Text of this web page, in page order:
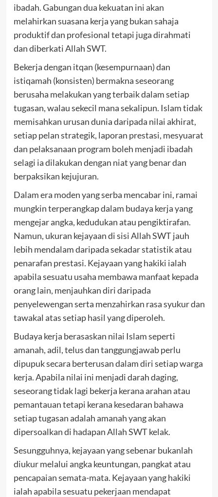
ibadah. Gabungan dua kekuatan ini akan
melahirkan suasana kerja yang bukan sahaja
produktif dan profesional tetapi juga dirahmati
dan diberkati Allah SWT.
Bekerja dengan itqan (kesempurnaan) dan
istiqamah (konsisten) bermakna seseorang
berusaha melakukan yang terbaik dalam setiap
tugasan, walau sekecil mana sekalipun. Islam tidak
memisahkan urusan dunia daripada nilai akhirat,
setiap pelan strategik, laporan prestasi, mesyuarat
dan pelaksanaan program boleh menjadi ibadah
selagi ia dilakukan dengan niat yang benar dan
berpaksikan kejujuran.
Dalam era moden yang serba mencabar ini, ramai
mungkin terperangkap dalam budaya kerja yang
mengejar angka, kedudukan atau pengiktirafan.
Namun, ukuran kejayaan di sisi Allah SWT jauh
lebih mendalam daripada sekadar statistik atau
penarafan prestasi. Kejayaan yang hakiki ialah
apabila sesuatu usaha membawa manfaat kepada
orang lain, menjauhkan diri daripada
penyelewengan serta menzahirkan rasa syukur dan
tawakal atas setiap hasil yang diperoleh.
Budaya kerja berasaskan nilai Islam seperti
amanah, adil, telus dan tanggungjawab perlu
dipupuk secara berterusan dalam diri setiap warga
kerja. Apabila nilai ini menjadi darah daging,
seseorang tidak lagi bekerja kerana arahan atau
pemantauan tetapi kerana kesedaran bahawa
setiap tugasan adalah amanah yang akan
dipersoalkan di hadapan Allah SWT kelak.
Sesungguhnya, kejayaan yang sebenar bukanlah
diukur melalui angka keuntungan, pangkat atau
pencapaian semata-mata. Kejayaan yang hakiki
ialah apabila sesuatu pekerjaan mendapat